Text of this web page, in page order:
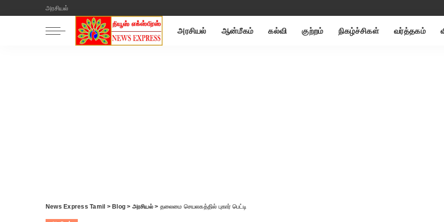
அரசியல்
அரசியல் ஆன்மீகம் கல்வி குற்றம் நிகழ்ச்சிகள் வர்த்தகம்
News Express Tamil > Blog > அரசியல்> தலைமை செயலகத்தில் புகார் பெட்டி